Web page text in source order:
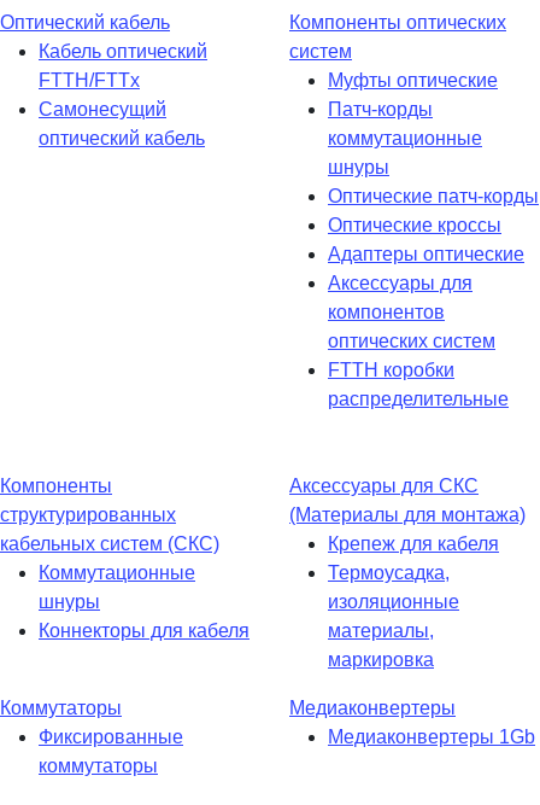
Оптический кабель
Кабель оптический
FTTH/FTTx
Самонесущий
оптический кабель
Компоненты оптических
систем
Муфты оптические
Патч-корды
коммутационные
шнуры
Оптические патч-корды
Оптические кроссы
Адаптеры оптические
Аксессуары для
компонентов
оптических систем
FTTH коробки
распределительные
Компоненты
структурированных
кабельных систем (СКС)
Коммутационные
шнуры
Коннекторы для кабеля
Аксессуары для СКС
(Материалы для монтажа)
Крепеж для кабеля
Термоусадка,
изоляционные
материалы,
маркировка
Коммутаторы
Фиксированные
коммутаторы
Медиаконвертеры
Медиаконвертеры 1Gb